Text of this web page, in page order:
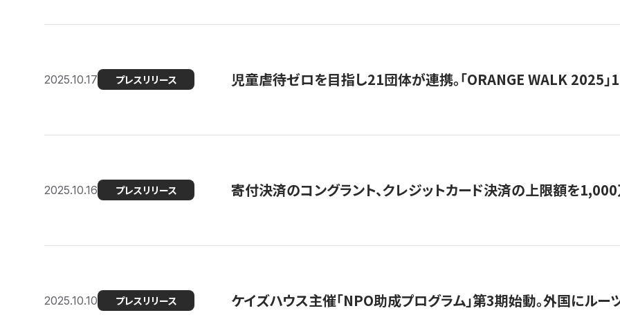
2025.10.17 プレスリリース 児童虐待ゼロを目指し21団体が連携。「ORANGE WALK 2025」
2025.10.16 プレスリリース 寄付決済のコングラント、クレジットカード決済の上限額を
2025.10.10 プレスリリース ケイズハウス主催「NPO助成プログラム」第3期始動。外国にル